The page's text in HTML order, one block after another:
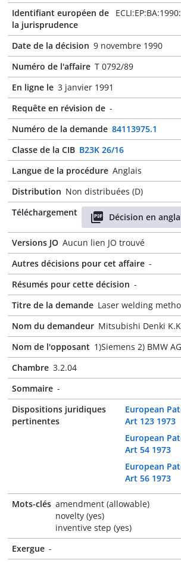
Identifiant européen de
la jurisprudence
Date de la décision 9 novembre 1990
Numéro de l'affaire T 0792/89
En ligne le 3 janvier 1991
Requête en révision de -
Numéro de la demande 84113975.1
Classe de la CIB B23K 26/16
Langue de la procédure Anglais
Distribution Non distribuées (D)
Téléchargement
Décision en
Versions JO Aucun lien JO trouvé
Autres décisions pour cet affaire -
Résumés pour cette décision -
Titre de la demande Laser welding
Nom du demandeur Mitsubishi Denki
Nom de l'opposant 1)Siemens 2) BMW AG
Chambre 3.2.04
Sommaire -
Dispositions juridiques
pertinentes
European
Art 123 1973
European
Art 54 1973
European
Art 56 1973
Mots-clés amendment (allowable)
novelty (yes)
inventive step (yes)
Exergue -